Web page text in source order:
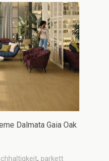
Dalmata Gaia Oak
, parkett